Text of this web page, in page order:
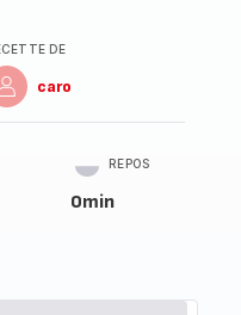
DE
caro
REPOS
0min